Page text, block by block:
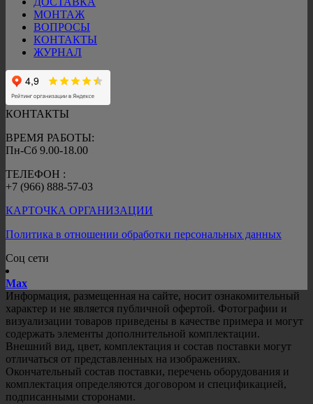
МОНТАЖ
ВОПРОСЫ
КОНТАКТЫ
ЖУРНАЛ
КОНТАКТЫ
ВРЕМЯ РАБОТЫ:
Пн-Сб 9.00-18.00
ТЕЛЕФОН :
+7 (966) 888-57-03
КАРТОЧКА ОРГАНИЗАЦИИ
Политика в отношении обработки персональных данных
Соц сети
Mах
Информация, размещенная на сайте, носит ознакомительный
характер и не является публичной офертой. Фотографии и
визуализации товаров приведены в качестве примера и могут
содержать элементы дополнительной комплектации.
Внешний вид, цвет, комплектация и состав поставки могут
отличаться от представленных на изображениях.
Окончательный состав поставки, перечень оборудования и
комплектация определяются договором и спецификацией,
подписанными сторонами.